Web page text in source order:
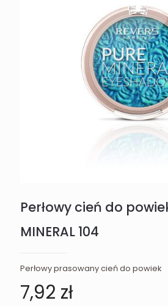
Perłowy cień do
MINERAL 104
Perłowy prasowany cień do powiek
7,92 zł